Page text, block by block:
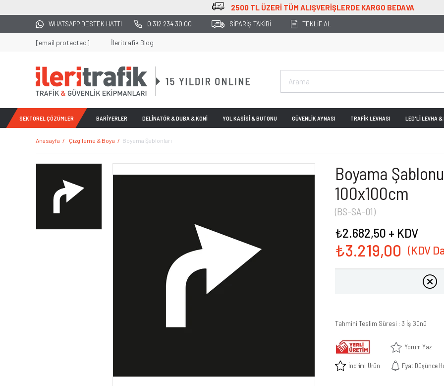
2500 TL ÜZERİ TÜM ALIŞVERİŞLERDE KARGO BEDAVA
WHATSAPP DESTEK HATTI 0 312 234 30 00 SİPARİŞ TAKİBİ TEKLİF AL
[email protected] İleritrafik Blog
SEKTÖREL ÇÖZÜMLER BARİYERLER DELİNATÖR & DUBA & KONİ YOL KASİSİ & BUTONU GÜVENLİK AYNASI TRAFİK LEVHASI LED'Lİ LEVHA &
Anasayfa Çizgileme & Boya Boyama Şablonları
Boyama
100x100cm
(BS-SA-01)
₺3.219,00
₺2.682,50 + KDV
Tahmini Teslim Süresi : 3 İş Günü
Yorum Yaz
İndirimli Ürün Fiyat Düşünce